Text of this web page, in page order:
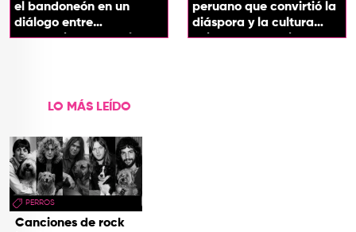
el bandoneón en un
diálogo entre
generaciones con el
peruano que convirtió la
diáspora y la cultura
chicha en su sonido
LO MÁS LEÍDO
PERROS
Canciones de rock